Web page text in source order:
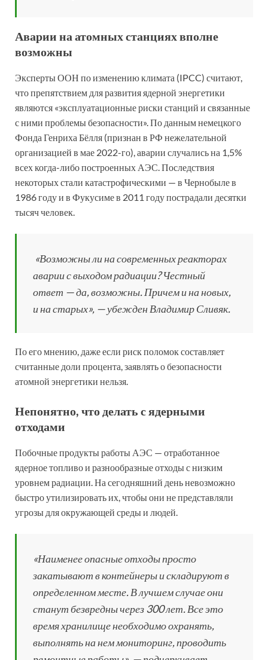
Аварии на атомных станциях вполне
возможны
Эксперты ООН по изменению климата (IPCC) считают,
что препятствием для развития ядерной энергетики
являются «эксплуатационные риски станций и связанные
с ними проблемы безопасности». По данным немецкого
Фонда Генриха Бёлля (признан в РФ нежелательной
организацией в мае 2022-го), аварии случались на 1,5%
всех когда-либо построенных АЭС. Последствия
некоторых стали катастрофическими — в Чернобыле в
1986 году и в Фукусиме в 2011 году пострадали десятки
тысяч человек.
«Возможны ли на современных реакторах
аварии с выходом радиации? Честный
ответ — да, возможны. Причем и на новых,
и на старых», — убежден Владимир Сливяк.
По его мнению, даже если риск поломок составляет
считанные доли процента, заявлять о безопасности
атомной энергетики нельзя.
Непонятно, что делать с ядерными
отходами
Побочные продукты работы АЭС — отработанное
ядерное топливо и разнообразные отходы с низким
уровнем радиации. На сегодняшний день невозможно
быстро утилизировать их, чтобы они не представляли
угрозы для окружающей среды и людей.
«Наименее опасные отходы просто
закатывают в контейнеры и складируют в
определенном месте. В лучшем случае они
станут безвредны через 300 лет. Все это
время хранилище необходимо охранять,
выполнять на нем мониторинг, проводить